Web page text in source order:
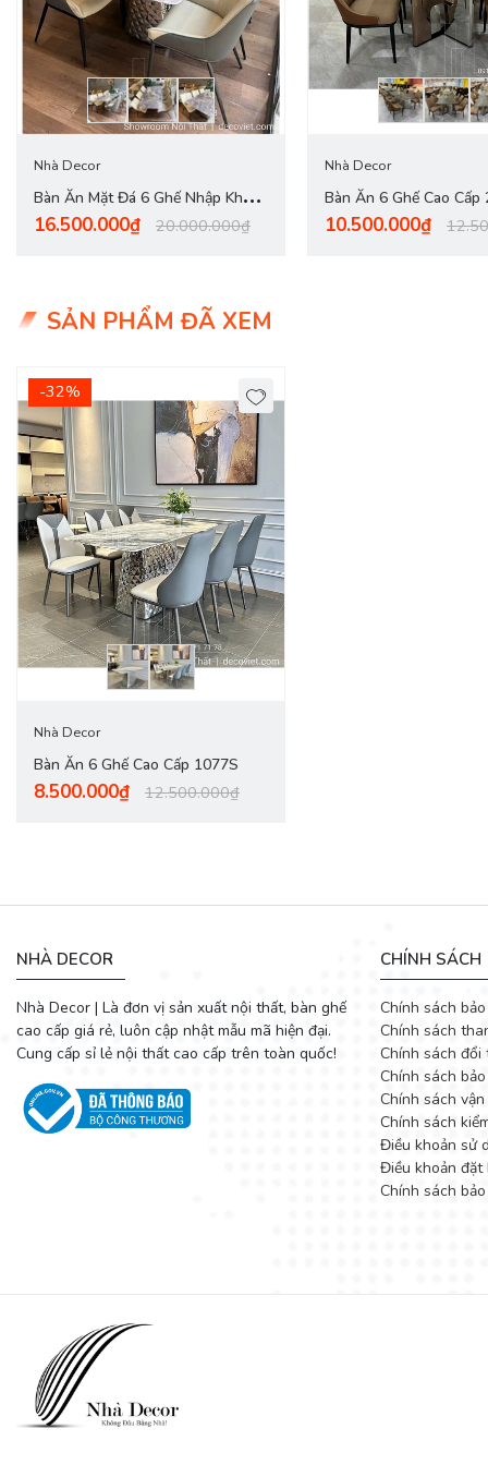
năm nay.
Nhà Decor
Bàn Ăn Mặt Đá 6 Ghế Nhập Khẩu
2818S
16.500.000₫ 20.000.000₫
Nhà Decor
Bàn Ăn 6 Ghế Cao Cấp
10.500.000₫
SẢN PHẨM ĐÃ XEM
-32%
Nhà Decor
Bàn Ăn 6 Ghế Cao Cấp 1077S
8.500.000₫ 12.500.000₫
NHÀ DECOR
Nhà Decor | Là đơn vị sản xuất nội thất, bàn ghế
cao cấp giá rẻ, luôn cập nhật mẫu mã hiện đại.
Cung cấp sỉ lẻ nội thất cao cấp trên toàn quốc!
CHÍNH SÁCH
Chính sách
Chính sách
Chính sách đổi
Chính sách
Chính sách
Chính sách
Điều khoản sử
Điều khoản
Chính sách